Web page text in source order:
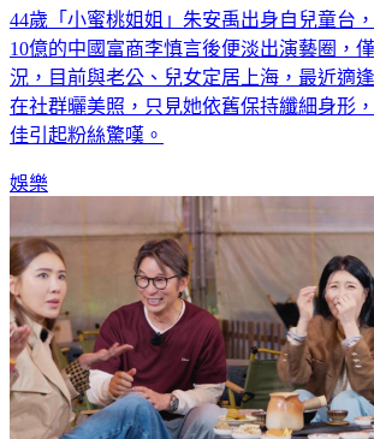
44歲「小蜜桃姐姐」朱安禹出身自兒童台
10億的中國富商李慎言後便淡出演藝圈，
況，目前與老公、兒女定居上海，最近適
在社群曬美照，只見她依舊保持纖細身形
佳引起粉絲驚嘆。
娛樂